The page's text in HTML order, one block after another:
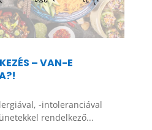
– VAN-E
-intoleranciával
rendelkező...